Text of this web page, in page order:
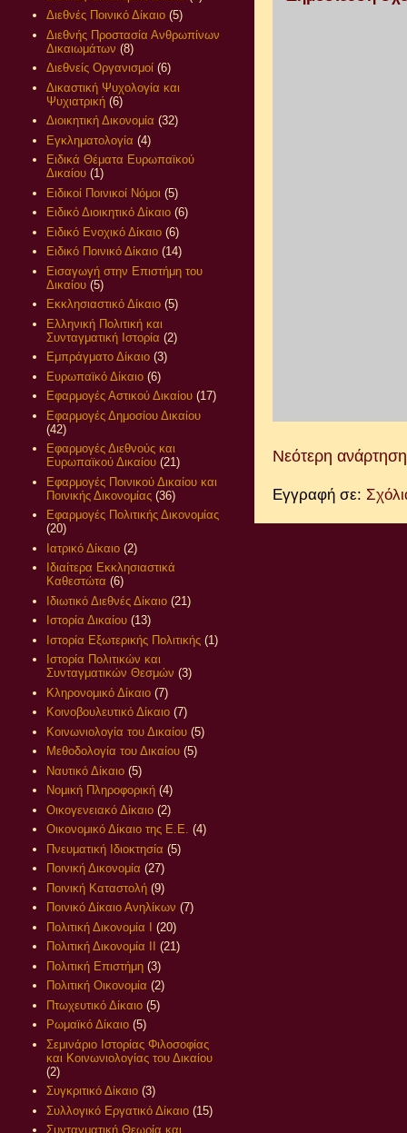
Νεότερη ανάρτηση
Εγγραφή σε:
Διεθνές Ποινικό Δίκαιο (5)
Διεθνής Προστασία Ανθρωπίνων
Δικαιωμάτων (8)
Διεθνείς Οργανισμοί (6)
Δικαστική Ψυχολογία και
Ψυχιατρική (6)
Διοικητική Δικονομία (32)
Εγκληματολογία (4)
Ειδικά Θέματα Ευρωπαϊκού
Δικαίου (1)
Ειδικοί Ποινικοί Νόμοι (5)
Ειδικό Διοικητικό Δίκαιο (6)
Ειδικό Ενοχικό Δίκαιο (6)
Ειδικό Ποινικό Δίκαιο (14)
Εισαγωγή στην Επιστήμη του
Δικαίου (5)
Εκκλησιαστικό Δίκαιο (5)
Ελληνική Πολιτική και
Συνταγματική Ιστορία (2)
Εμπράγματο Δίκαιο (3)
Ευρωπαϊκό Δίκαιο (6)
Εφαρμογές Αστικού Δικαίου (17)
Εφαρμογές Δημοσίου Δικαίου
(42)
Εφαρμογές Διεθνούς και
Ευρωπαϊκού Δικαίου (21)
Εφαρμογές Ποινικού Δικαίου και
Ποινικής Δικονομίας (36)
Εφαρμογές Πολιτικής Δικονομίας
(20)
Ιατρικό Δίκαιο (2)
Ιδιαίτερα Εκκλησιαστικά
Καθεστώτα (6)
Ιδιωτικό Διεθνές Δίκαιο (21)
Ιστορία Δικαίου (13)
Ιστορία Εξωτερικής Πολιτικής (1)
Ιστορία Πολιτικών και
Συνταγματικών Θεσμών (3)
Κληρονομικό Δίκαιο (7)
Κοινοβουλευτικό Δίκαιο (7)
Κοινωνιολογία του Δικαίου (5)
Μεθοδολογία του Δικαίου (5)
Ναυτικό Δίκαιο (5)
Νομική Πληροφορική (4)
Οικογενειακό Δίκαιο (2)
Οικονομικό Δίκαιο της Ε.Ε. (4)
Πνευματική Ιδιοκτησία (5)
Ποινική Δικονομία (27)
Ποινική Καταστολή (9)
Ποινικό Δίκαιο Ανηλίκων (7)
Πολιτική Δικονομία Ι
(20)
Πολιτική Δικονομία ΙΙ
(21)
Πολιτική Επιστήμη (3)
Πολιτική Οικονομία (2)
Πτωχευτικό Δίκαιο (5)
Ρωμαϊκό Δίκαιο (5)
Σεμινάριο Ιστορίας Φιλοσοφίας
και Κοινωνιολογίας του Δικαίου
(2)
Συγκριτικό Δίκαιο (3)
Συλλογικό Εργατικό Δίκαιο (15)
Συνταγματική Θεωρία και